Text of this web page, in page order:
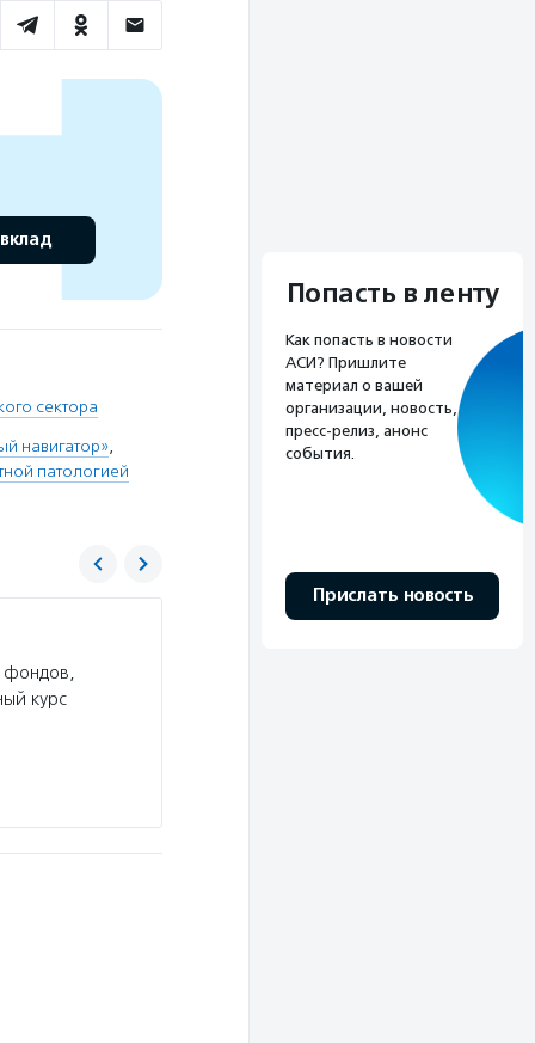
сектора
навигатор»,
патологией
фондов,
курс
Попасть в ленту
Как попасть в новости
АСИ? Пришлите
материал о вашей
организации, новость,
пресс-релиз, анонс
события.
Прислать новость